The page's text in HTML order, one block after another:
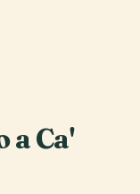
a Ca'